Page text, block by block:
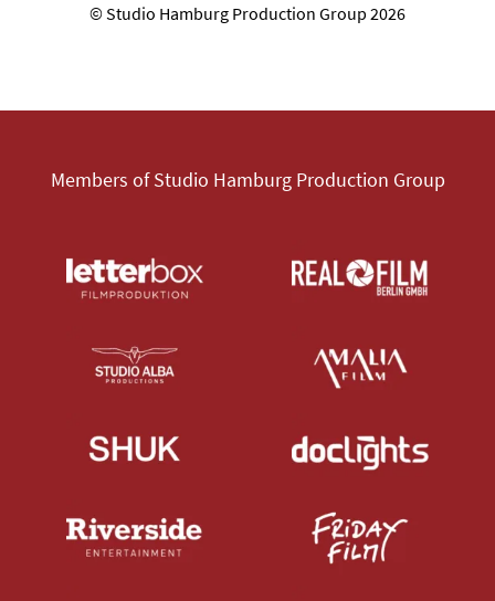
© Studio Hamburg Production Group 2026
Members of Studio Hamburg Production Group